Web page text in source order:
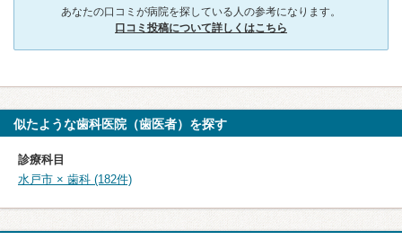
あなたの口コミが病院を探している人の参考になります。
口コミ投稿について詳しくはこちら
似たような歯科医院（歯医者）を探す
診療科目
水戸市 × 歯科 (182件)